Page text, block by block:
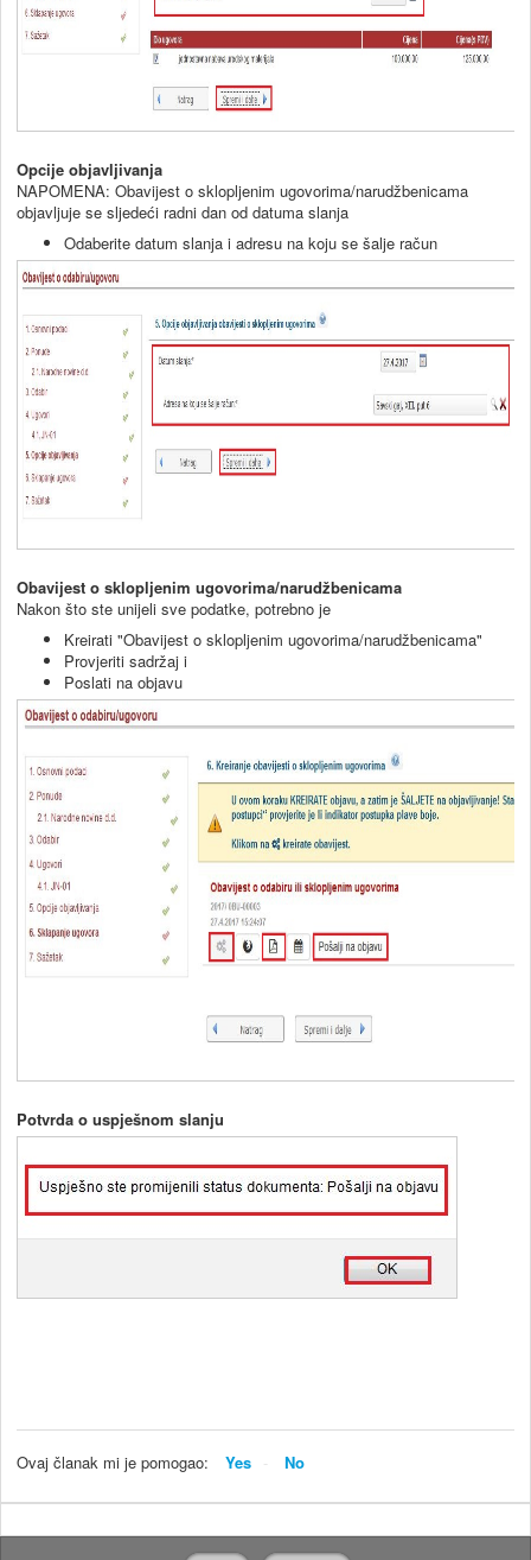
Opcije objavljivanja
NAPOMENA: Obavijest o sklopljenim ugovorima/narudžbenicama
objavljuje se sljedeći radni dan od datuma slanja
Odaberite datum slanja i adresu na koju se šalje račun
Obavijest o sklopljenim ugovorima/narudžbenicama
Nakon što ste unijeli sve podatke, potrebno je
Kreirati "Obavijest o sklopljenim ugovorima/narudžbenicama"
Provjeriti sadržaj i
Poslati na objavu
Potvrda o uspješnom slanju
Ovaj članak mi je pomogao: Yes No